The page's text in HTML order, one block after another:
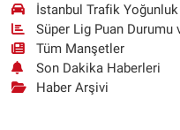
İstanbul Trafik Yoğunluk
Süper Lig Puan Durumu
Tüm Manşetler
Son Dakika Haberleri
Haber Arşivi